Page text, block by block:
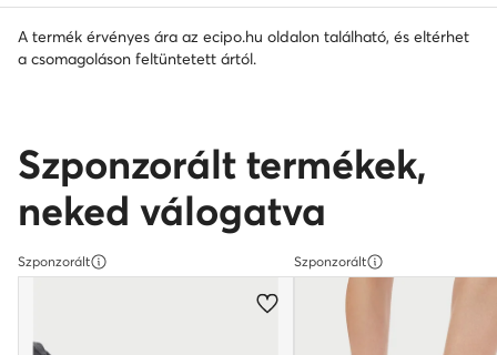
A termék érvényes ára az ecipo.hu oldalon található, és eltérhet
a csomagoláson feltüntetett ártól.
Szponzorált termékek,
neked válogatva
Szponzorált Szponzorált